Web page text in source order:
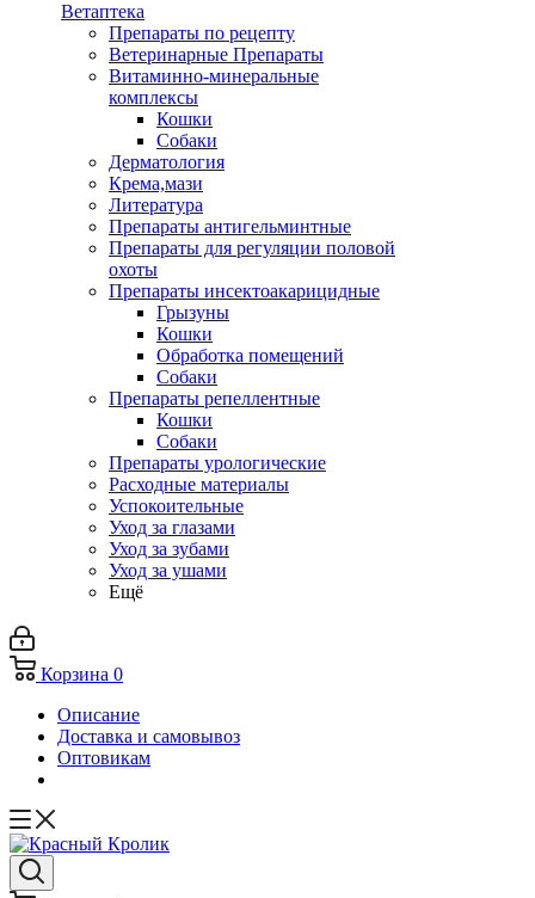
Ветаптека
Препараты по рецепту
Ветеринарные Препараты
Витаминно-минеральные
комплексы
Кошки
Собаки
Дерматология
Крема,мази
Литература
Препараты антигельминтные
Препараты для регуляции половой
охоты
Препараты инсектоакарицидные
Грызуны
Кошки
Обработка помещений
Собаки
Препараты репеллентные
Кошки
Собаки
Препараты урологические
Расходные материалы
Успокоительные
Уход за глазами
Уход за зубами
Уход за ушами
Ещё
Корзина 0
Описание
Доставка и самовывоз
Оптовикам